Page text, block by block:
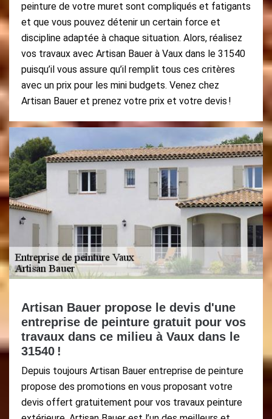
peinture de votre muret sont compliqués et fatigants
et que vous pouvez détenir un certain force et
discipline adaptée à chaque situation. Alors, réalisez
vos travaux avec Artisan Bauer à Vaux dans le 31540
puisqu’il vous assure qu’il remplit tous ces critères
avec un prix pour les mini budgets. Venez chez
Artisan Bauer et prenez votre prix et votre devis !
Artisan Bauer propose le devis d'une
entreprise de peinture gratuit pour vos
travaux dans ce milieu à Vaux dans le
31540 !
Depuis toujours Artisan Bauer entreprise de peinture
propose des promotions en vous proposant votre
devis offert gratuitement pour vos travaux peinture